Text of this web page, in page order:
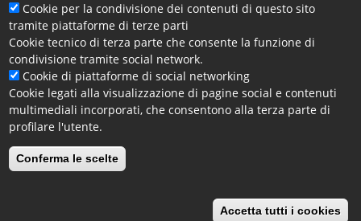
alla
Camera
Commercio
lo
studio
ospedale
#OpenCameraCosenza
Inviato damassimiliano.m…ilMar, 02/28/2017 - 09:50
Stampa
La camera
Inviato dasergio_rinaldi_1
Cookie per la condivisione dei contenuti di questo sito
tramite piattaforme di terze parti
Cookie tecnico di terza parte che consente la funzione di
condivisione tramite social network.
Cookie di piattaforme di social networking
Cookie legati alla visualizzazione di pagine social e contenuti
multimediali incorporati, che consentono alla terza parte di
profilare l'utente.
Conferma le scelte
Accetta tutti i cookies